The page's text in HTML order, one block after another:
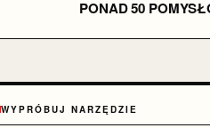
PONAD 50
WYPRÓBUJ NARZĘDZIE